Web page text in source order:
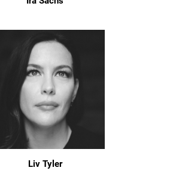
Liv Tyler